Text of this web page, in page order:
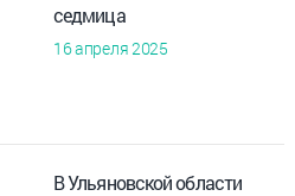
седмица
16 апреля 2025
В Ульяновской области